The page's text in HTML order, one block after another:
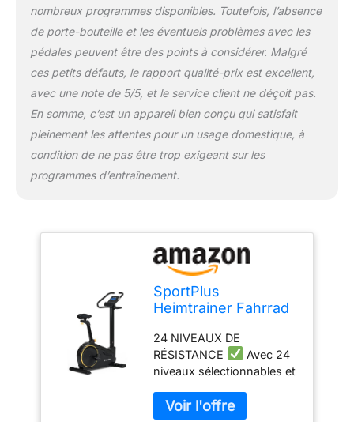
une séance
d'entraînement encore
plus variée. Connecte ta
ceinture pectorale ou des
apps de fitness comme
Kinomap. Entraîne-toi
virtuellement dans le
monde entier avec
Kinomap grâce au grand
nombre de vidéos
d'entraînement. Reçois ton
premium de l'app.
Commence dès
maintenant ton
entraînement interactif !
L'appareil se monte
rapidement et, avec des
dimensions d'environ
102x51x140 cm (LxlxH), il
ne prend pas beaucoup de
nombreux programmes disponibles. Toutefois, l’absence
de porte-bouteille et les éventuels problèmes avec les
pédales peuvent être des points à considérer. Malgré
ces petits défauts, le rapport qualité-prix est excellent,
avec une note de 5/5, et le service client ne déçoit pas.
En somme, c’est un appareil bien conçu qui satisfait
pleinement les attentes pour un usage domestique, à
condition de ne pas être trop exigeant sur les
programmes d’entraînement.
SportPlus
Heimtrainer Fahrrad
Fitnessbike Training
Bike mit 24
Widerstandsstufen &
24
Trainingsprogramme,
24 NIVEAUX DE
RÉSISTANCE
Avec 24
niveaux sélectionnables et
jusqu'à 260 watts, tu peux